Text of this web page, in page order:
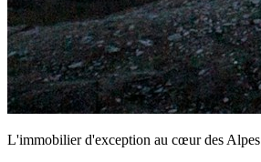
L'immobilier d'exception au cœur des Alpes